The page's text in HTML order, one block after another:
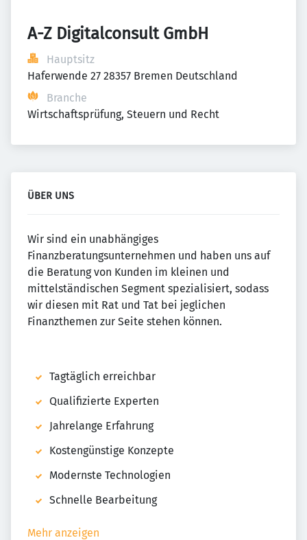
A-Z Digitalconsult GmbH
Hauptsitz
Haferwende 27 28357 Bremen Deutschland
Branche
Wirtschaftsprüfung, Steuern und Recht
ÜBER UNS
Wir sind ein unabhängiges
Finanzberatungsunternehmen und haben uns auf
die Beratung von Kunden im kleinen und
mittelständischen Segment spezialisiert, sodass
wir diesen mit Rat und Tat bei jeglichen
Finanzthemen zur Seite stehen können.
Tagtäglich erreichbar
Qualifizierte Experten
Jahrelange Erfahrung
Kostengünstige Konzepte
Modernste Technologien
Schnelle Bearbeitung
Mehr anzeigen